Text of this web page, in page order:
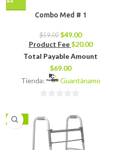
Combo Med # 1
$59.00 $49.00
Product Fee $20.00
Total Payable Amount
$69.00
Tienda:
Guantánamo
-11%